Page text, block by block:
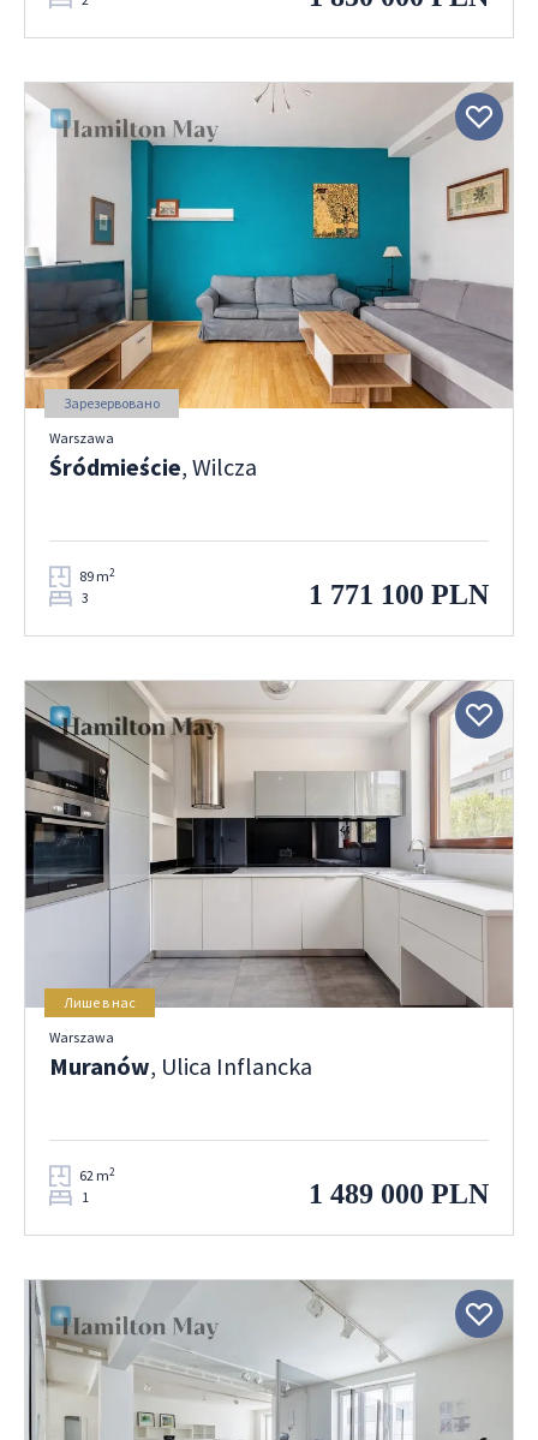
Зарезервовано
Warszawa
Śródmieście, Wilcza
89 m2
3 1 771 100 PLN
Лише в нас
Warszawa
Muranów, Ulica Inflancka
62 m2
1 1 489 000 PLN